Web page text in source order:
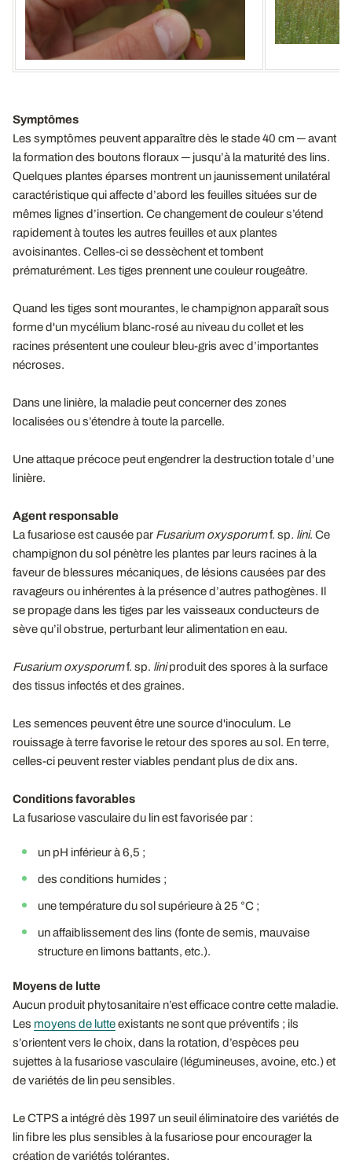
Symptômes
Les symptômes peuvent apparaître dès le stade 40 cm ─ avant
la formation des boutons floraux ─ jusqu’à la maturité des lins.
Quelques plantes éparses montrent un jaunissement unilatéral
caractéristique qui affecte d’abord les feuilles situées sur de
mêmes lignes d’insertion. Ce changement de couleur s’étend
rapidement à toutes les autres feuilles et aux plantes
avoisinantes. Celles-ci se dessèchent et tombent
prématurément. Les tiges prennent une couleur rougeâtre.
Quand les tiges sont mourantes, le champignon apparaît sous
forme d'un mycélium blanc-rosé au niveau du collet et les
racines présentent une couleur bleu-gris avec d’importantes
nécroses.
Dans une linière, la maladie peut concerner des zones
localisées ou s’étendre à toute la parcelle.
Une attaque précoce peut engendrer la destruction totale d’une
linière.
Agent responsable
La fusariose est causée par Fusarium oxysporumf. sp. lini. Ce
champignon du sol pénètre les plantes par leurs racines à la
faveur de blessures mécaniques, de lésions causées par des
ravageurs ou inhérentes à la présence d’autres pathogènes. Il
se propage dans les tiges par les vaisseaux conducteurs de
sève qu’il obstrue, perturbant leur alimentation en eau.
Fusarium oxysporumf. sp. liniproduit des spores à la surface
des tissus infectés et des graines.
Les semences peuvent être une source d'inoculum. Le
rouissage à terre favorise le retour des spores au sol. En terre,
celles-ci peuvent rester viables pendant plus de dix ans.
Conditions favorables
La fusariose vasculaire du lin est favorisée par :
un pH inférieur à 6,5 ;
des conditions humides ;
une température du sol supérieure à 25 °C ;
un affaiblissement des lins (fonte de semis, mauvaise
structure en limons battants, etc.).
Moyens de lutte
Aucun produit phytosanitaire n’est efficace contre cette maladie.
Les moyens de lutteexistants ne sont que préventifs ; ils
s’orientent vers le choix, dans la rotation, d’espèces peu
sujettes à la fusariose vasculaire (légumineuses, avoine, etc.) et
de variétés de lin peu sensibles.
Le CTPS a intégré dès 1997 un seuil éliminatoire des variétés de
lin fibre les plus sensibles à la fusariose pour encourager la
création de variétés tolérantes.